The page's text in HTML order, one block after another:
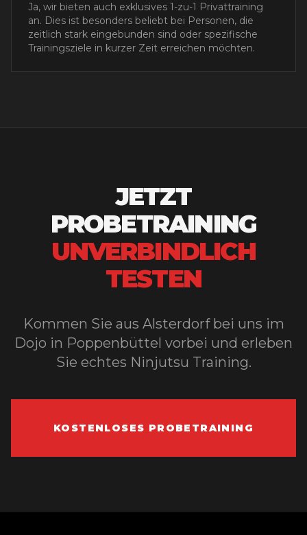
Ja, wir bieten auch exklusives 1-zu-1 Privattraining
an. Dies ist besonders beliebt bei Personen, die
zeitlich stark eingebunden sind oder spezifische
Trainingsziele in kurzer Zeit erreichen möchten.
JETZT
PROBETRAINING
UNVERBINDLICH
TESTEN
Kommen Sie aus Alsterdorfbei uns im
Dojo in Poppenbüttel vorbei und erleben
Sie echtes Ninjutsu Training.
KOSTENLOSES PROBETRAINING